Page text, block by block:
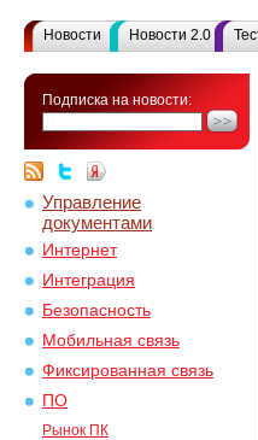
Новости Новости 2.0
Подписка на новости:
Управление
документами
Интернет
Интеграция
Безопасность
Мобильная связь
Фиксированная связь
ПО
Рынок ПК